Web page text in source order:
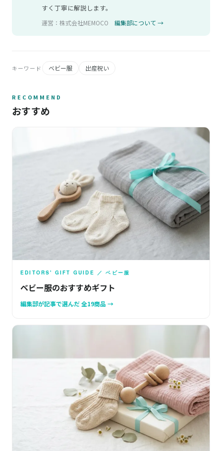
すく丁寧に解説します。
運営：株式会社MEMOCO 編集部について →
キーワード ベビー服 出産祝い
RECOMMEND
おすすめ
EDITORS' GIFT GUIDE ／ ベビー服
ベビー服のおすすめギフト
編集部が記事で選んだ 全19商品 →